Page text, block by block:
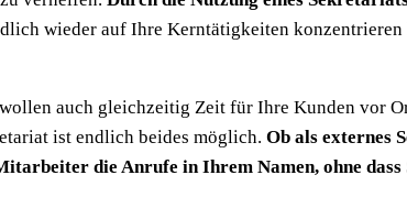
wieder auf Ihre Kerntätigkeiten
auch gleichzeitig Zeit für Ihre Kunden vor
ist endlich beides möglich. Ob als externes
die Anrufe in Ihrem Namen, ohne dass